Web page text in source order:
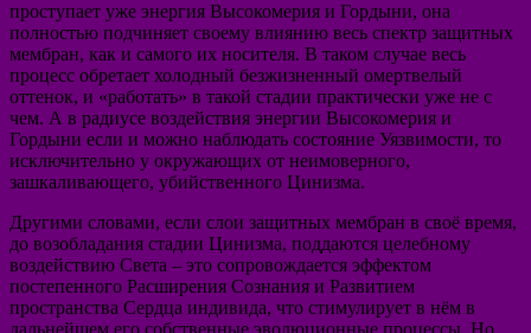
проступает уже энергия Высокомерия и Гордыни, она
полностью подчиняет своему влиянию весь спектр защитных
мембран, как и самого их носителя. В таком случае весь
процесс обретает холодный безжизненный омертвелый
оттенок, и «работать» в такой стадии практически уже не с
чем. А в радиусе воздействия энергии Высокомерия и
Гордыни если и можно наблюдать состояние Уязвимости, то
исключительно у окружающих от неимоверного,
зашкаливающего, убийственного Цинизма.
Другими словами, если слои защитных мембран в своё время,
до возобладания стадии Цинизма, поддаются целебному
воздействию Света – это сопровождается эффектом
постепенного Расширения Сознания и Развитием
пространства Сердца индивида, что стимулирует в нём в
дальнейшем его собственные эволюционные процессы. Но,